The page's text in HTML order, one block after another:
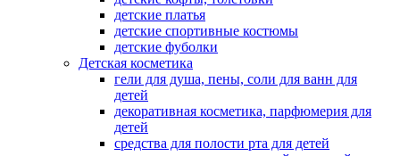
детские платья
детские спортивные костюмы
детские фуболки
Детская косметика
гели для душа, пены, соли для ванн для
детей
декоративная косметика, парфюмерия для
детей
средства для полости рта для детей